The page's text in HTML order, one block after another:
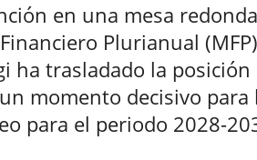
en una mesa
Plurianual
ha trasladado la posición
momento decisivo para
para el periodo 2028-